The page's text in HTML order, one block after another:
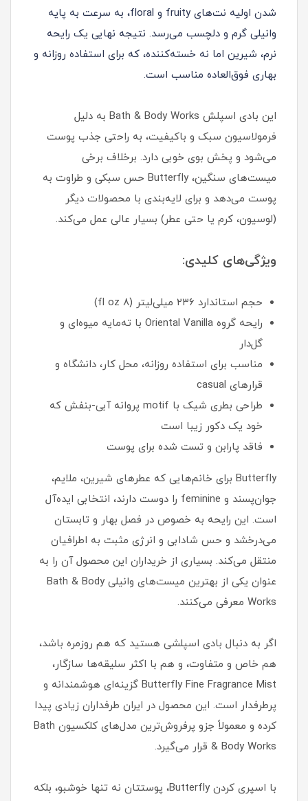
شدن اولیه نت‌های fruity و floral، به سرعت به پایه
وانیلی گرم و دلچسب می‌رسد. نتیجه نهایی یک رایحه
نرم، شیرین اما نه خسته‌کننده، که برای استفاده روزانه و
بهاری فوق‌العاده مناسب است.
این بادی اسپلش Bath & Body Works به دلیل
فرمولاسیون سبک و باکیفیت، به راحتی جذب پوست
می‌شود و پخش بوی خوبی دارد. برخلاف برخی
میست‌های سنگین، Butterfly حس سبکی و طراوت به
پوست می‌دهد و برای لایه‌بندی با محصولات دیگر
(لوسیون، کرم یا حتی عطر) بسیار عالی عمل می‌کند.
ویژگی‌های کلیدی:
حجم استاندارد ۲۳۶ میلی‌لیتر (۸ fl oz)
رایحه گروه Oriental Vanilla با ته‌مایه میوه‌ای و
گل‌دار
مناسب برای استفاده روزانه، محل کار، دانشگاه و
قرارهای casual
طراحی بطری شیک با motif پروانه آبی-بنفش که
خود یک دکور زیبا است
فاقد پارابن و تست شده برای پوست
Butterfly برای خانم‌هایی که عطرهای شیرین، ملایم،
جوان‌پسند و feminine را دوست دارند، انتخابی ایده‌آل
است. این رایحه به خصوص در فصل بهار و تابستان
می‌درخشد و حس شادابی و انرژی مثبت به اطرافیان
منتقل می‌کند. بسیاری از خریداران این محصول آن را به
عنوان یکی از بهترین میست‌های وانیلی Bath & Body
Works معرفی می‌کنند.
اگر به دنبال بادی اسپلشی هستید که هم روزمره باشد،
هم خاص و متفاوت، و هم با اکثر سلیقه‌ها سازگار،
Butterfly Fine Fragrance Mist گزینه‌ای هوشمندانه و
پرطرفدار است. این محصول در ایران طرفداران زیادی پیدا
کرده و معمولاً جزو پرفروش‌ترین مدل‌های کلکسیون Bath
& Body Works قرار می‌گیرد.
با اسپری کردن Butterfly، پوستتان نه تنها خوشبو، بلکه